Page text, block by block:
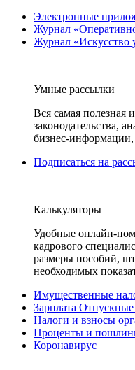
Электронные
Журнал
Журнал «Искусство
Умные рассылки
Вся самая полезная
законодательства,
бизнес-информации,
Подписаться на
Калькуляторы
Удобные онлайн-
кадрового
размеры пособий,
необходимых
Имущественные
Зарплата
Налоги и взносы
Проценты и
Коронавирус